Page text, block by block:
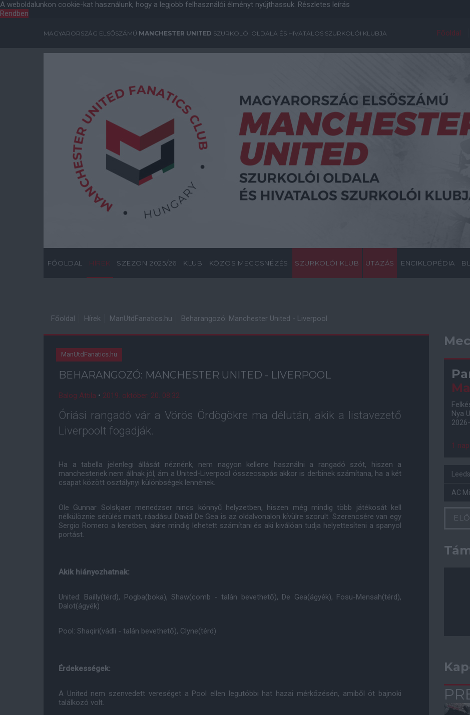
A weboldalunkon cookie-kat használunk, hogy a legjobb felhasználói élményt nyújthassuk. Részletes leírás
Rendben
MAGYARORSZÁG ELSŐSZÁMÚ MANCHESTER UNITED SZURKOLÓI OLDALA ÉS HIVATALOS SZURKOLÓI KLUBJA Főoldal
FŐOLDAL HÍREK SZEZON 2025/26 KLUB KÖZÖS MECCSNÉZÉS SZURKOLÓI KLUB UTAZÁS ENCIKLOPÉDIA
Főoldal Hírek ManUtdFanatics.hu Beharangozó: Manchester United - Liverpool
ManUtdFanatics.hu
BEHARANGOZÓ: MANCHESTER UNITED - LIVERPOOL
Balog Attila • 2019. október. 20. 08:32
Óriási rangadó vár a Vörös Ördögökre ma délután, akik a listavezető
Liverpoolt fogadják.
Ha a tabella jelenlegi állását néznénk, nem nagyon kellene használni a rangadó szót, hiszen a
manchesteriek nem állnak jól, ám a United-Liverpool összecsapás akkor is derbinek számítana, ha a két
csapat között osztálynyi különbségek lennének.
Ole Gunnar Solskjaer menedzser nincs könnyű helyzetben, hiszen még mindig több játékosát kell
nélkülöznie sérülés miatt, ráadásul David De Gea is az oldalvonalon kívülre szorult. Szerencsére van egy
Sergio Romero a keretben, akire mindig lehetett számítani és aki kiválóan tudja helyettesíteni a spanyol
portást.
Akik hiányozhatnak:
United: Bailly(térd), Pogba(boka), Shaw(comb - talán bevethető), De Gea(ágyék), Fosu-Mensah(térd),
Dalot(ágyék)
Pool: Shaqiri(vádli - talán bevethető), Clyne(térd)
Érdekességek:
A United nem szenvedett vereséget a Pool ellen legutóbbi hat hazai mérkőzésén, amiből öt bajnoki
találkozó volt.
Nya
1
AC